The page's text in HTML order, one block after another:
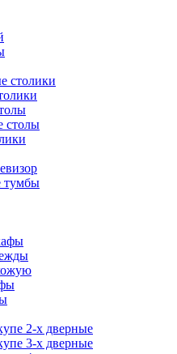
столики
столы
тумбы
2-x дверные
3-х дверные